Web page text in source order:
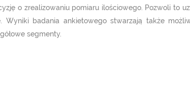
o zrealizowaniu pomiaru ilościowego. Pozwoli to
badania ankietowego stwarzają także
segmenty.